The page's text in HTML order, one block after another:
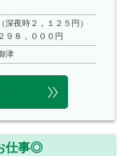
深夜時２，１２５円）
９８，０００円
津
仕事◎